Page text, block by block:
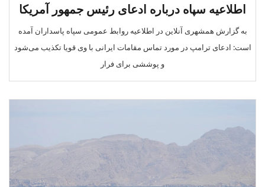
اطلاعیه سپاه درباره ادعای رئیس جمهور آمریکا
به گزارش همشهری آنلاین در اطلاعیه روابط عمومی سپاه پاسداران آمده
است: ادعای ترامپ در مورد تماس مقامات ایرانی با وی قویا تکذیب می‌شود
و پوششی برای فرار